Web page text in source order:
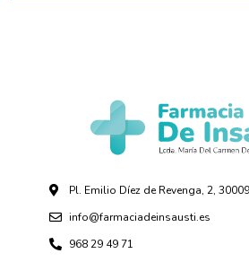
Pl. Emilio Díez de Revenga, 2,
info@farmaciadeinsausti.es
968 29 49 71